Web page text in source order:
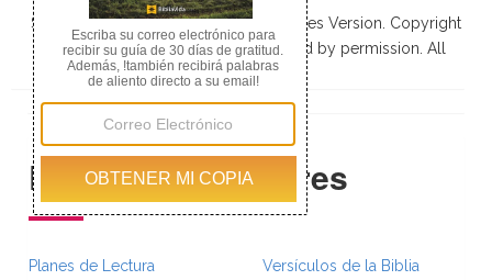
Scripture taken from the New King James Version. Copyright
© 1982 by Thomas Nelson, Inc. Used by permission. All
rights reserved. (
)
Recursos Populares
Planes de Lectura
Versículos de la Biblia